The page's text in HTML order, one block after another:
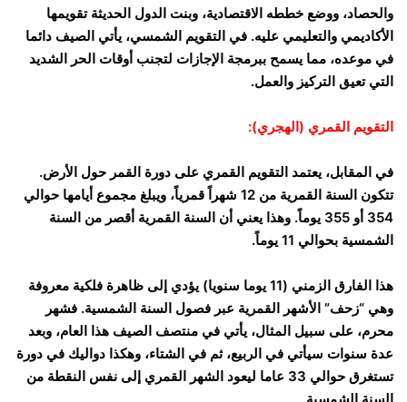
والحصاد، ووضع خططه الاقتصادية، وبنت الدول الحديثة تقويمها
الأكاديمي والتعليمي عليه. في التقويم الشمسي، يأتي الصيف دائما
في موعده، مما يسمح ببرمجة الإجازات لتجنب أوقات الحر الشديد
التي تعيق التركيز والعمل.
التقويم القمري (الهجري):
في المقابل، يعتمد التقويم القمري على دورة القمر حول الأرض.
تتكون السنة القمرية من 12 شهراً قمرياً، ويبلغ مجموع أيامها حوالي
354 أو 355 يوماً. وهذا يعني أن السنة القمرية أقصر من السنة
الشمسية بحوالي 11 يوماً.
هذا الفارق الزمني (11 يوما سنويا) يؤدي إلى ظاهرة فلكية معروفة
وهي “زحف” الأشهر القمرية عبر فصول السنة الشمسية. فشهر
محرم، على سبيل المثال، يأتي في منتصف الصيف هذا العام، وبعد
عدة سنوات سيأتي في الربيع، ثم في الشتاء، وهكذا دواليك في دورة
تستغرق حوالي 33 عاما ليعود الشهر القمري إلى نفس النقطة من
السنة الشمسية.